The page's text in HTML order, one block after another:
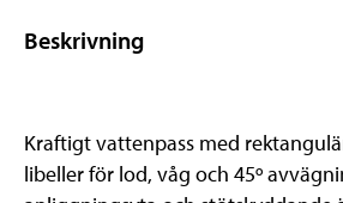
Beskrivning
Kraftigt vattenpass med
libeller för lod, våg och 45º